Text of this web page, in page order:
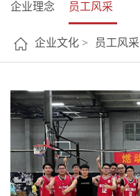
企业理念 员工风采
企业文化 > 员工风采